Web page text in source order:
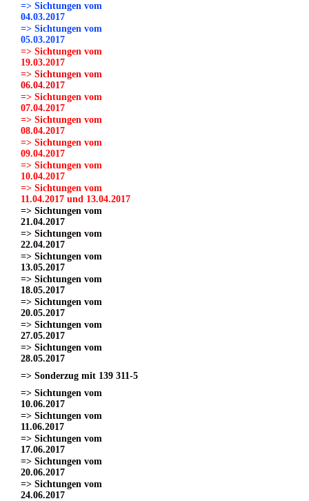
=> Sichtungen vom
04.03.2017
=> Sichtungen vom
05.03.2017
=> Sichtungen vom
19.03.2017
=> Sichtungen vom
06.04.2017
=> Sichtungen vom
07.04.2017
=> Sichtungen vom
08.04.2017
=> Sichtungen vom
09.04.2017
=> Sichtungen vom
10.04.2017
=> Sichtungen vom
11.04.2017 und 13.04.2017
=> Sichtungen vom
21.04.2017
=> Sichtungen vom
22.04.2017
=> Sichtungen vom
13.05.2017
=> Sichtungen vom
18.05.2017
=> Sichtungen vom
20.05.2017
=> Sichtungen vom
27.05.2017
=> Sichtungen vom
28.05.2017
=> Sonderzug mit 139 311-5
=> Sichtungen vom
10.06.2017
=> Sichtungen vom
11.06.2017
=> Sichtungen vom
17.06.2017
=> Sichtungen vom
20.06.2017
=> Sichtungen vom
24.06.2017